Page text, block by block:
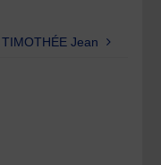
TIMOTHÉE Jean